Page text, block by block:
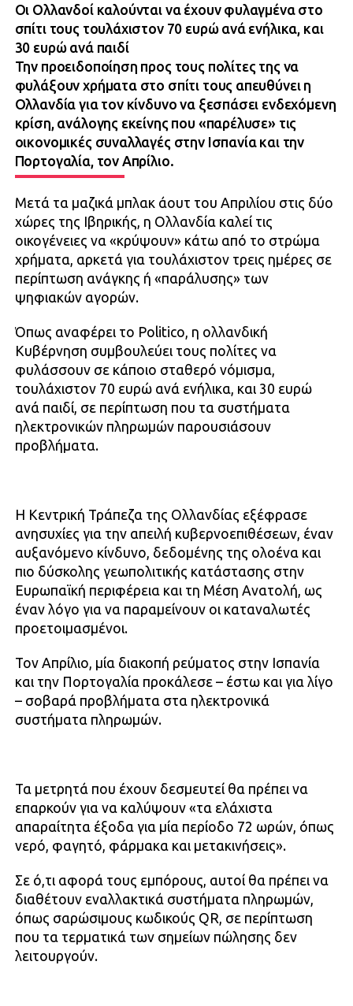
Οι Ολλανδοί καλούνται να έχουν φυλαγμένα στο
σπίτι τους τουλάχιστον 70 ευρώ ανά ενήλικα, και
30 ευρώ ανά παιδί
Την προειδοποίηση προς τους πολίτες της να
φυλάξουν χρήματα στο σπίτι τους απευθύνει η
Ολλανδία για τον κίνδυνο να ξεσπάσει ενδεχόμενη
κρίση, ανάλογης εκείνης που «παρέλυσε» τις
οικονομικές συναλλαγές στην Ισπανία και την
Πορτογαλία, τον Απρίλιο.
Μετά τα μαζικά μπλακ άουτ του Απριλίου στις δύο
χώρες της Ιβηρικής, η Ολλανδία καλεί τις
οικογένειες να «κρύψουν» κάτω από το στρώμα
χρήματα, αρκετά για τουλάχιστον τρεις ημέρες σε
περίπτωση ανάγκης ή «παράλυσης» των
ψηφιακών αγορών.
Όπως αναφέρει το Politico, η ολλανδική
Κυβέρνηση συμβουλεύει τους πολίτες να
φυλάσσουν σε κάποιο σταθερό νόμισμα,
τουλάχιστον 70 ευρώ ανά ενήλικα, και 30 ευρώ
ανά παιδί, σε περίπτωση που τα συστήματα
ηλεκτρονικών πληρωμών παρουσιάσουν
προβλήματα.
Η Κεντρική Τράπεζα της Ολλανδίας εξέφρασε
ανησυχίες για την απειλή κυβερνοεπιθέσεων, έναν
αυξανόμενο κίνδυνο, δεδομένης της ολοένα και
πιο δύσκολης γεωπολιτικής κατάστασης στην
Ευρωπαϊκή περιφέρεια και τη Μέση Ανατολή, ως
έναν λόγο για να παραμείνουν οι καταναλωτές
προετοιμασμένοι.
Τον Απρίλιο, μία διακοπή ρεύματος στην Ισπανία
και την Πορτογαλία προκάλεσε – έστω και για λίγο
– σοβαρά προβλήματα στα ηλεκτρονικά
συστήματα πληρωμών.
Τα μετρητά που έχουν δεσμευτεί θα πρέπει να
επαρκούν για να καλύψουν «τα ελάχιστα
απαραίτητα έξοδα για μία περίοδο 72 ωρών, όπως
νερό, φαγητό, φάρμακα και μετακινήσεις».
Σε ό,τι αφορά τους εμπόρους, αυτοί θα πρέπει να
διαθέτουν εναλλακτικά συστήματα πληρωμών,
όπως σαρώσιμους κωδικούς QR, σε περίπτωση
που τα τερματικά των σημείων πώλησης δεν
λειτουργούν.